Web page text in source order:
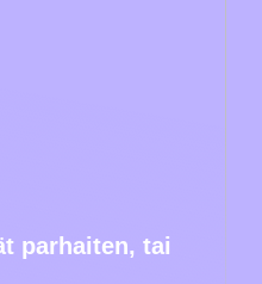
parhaiten, tai